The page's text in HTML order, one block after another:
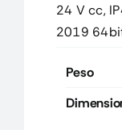
24 V cc,
2019
Peso